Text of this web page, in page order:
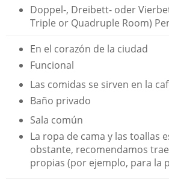
Doppel-, Dreibett- oder
Triple or Quadruple Room)
En el corazón de la ciudad
Funcional
Las comidas se sirven en la
Baño privado
Sala común
La ropa de cama y las toallas
obstante, recomendamos
propias (por ejemplo, para la